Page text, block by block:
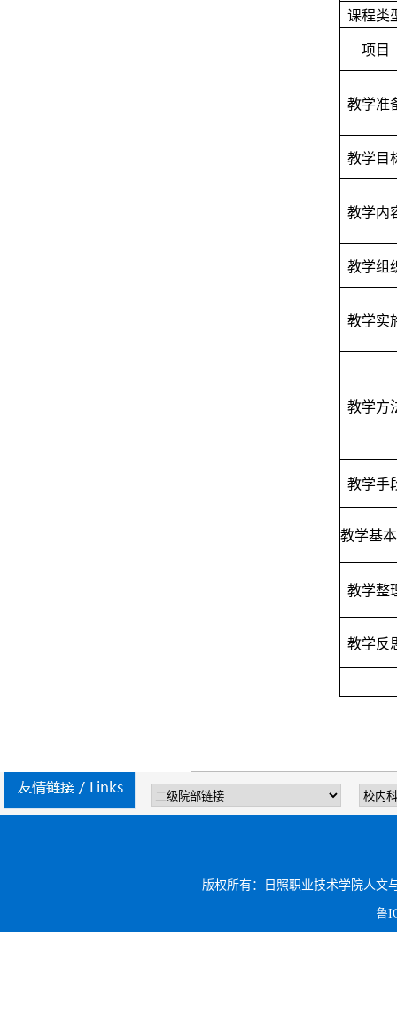
课程类
项目
教学准
教学目
教学内
教学组
教学实
教学方
教学手
教学基
教学整
教学反
版权所有：日照职业技术学院人文
鲁